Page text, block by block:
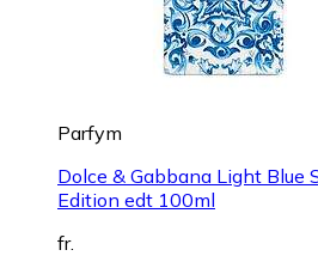
Parfym
Dolce & Gabbana Light Blue
Edition edt 100ml
fr.